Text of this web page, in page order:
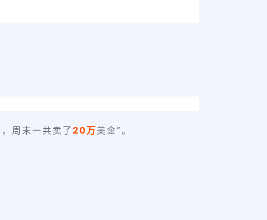
周末一共卖了 20万美金”。